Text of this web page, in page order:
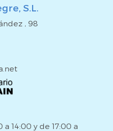
S.L.
, 98
a 14:00 y de 17:00 a